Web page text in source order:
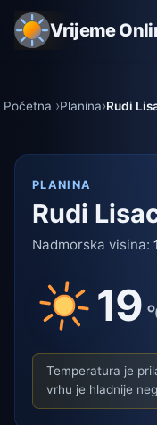
Vrijeme
Početna Planina Rudi
PLANINA
Rudi
Nadmorska visina:
19
Temperatura je
vrhu je hladnije